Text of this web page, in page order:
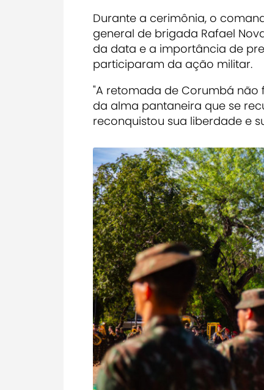
Durante a cerimônia, o
general de brigada Rafael
da data e a importância de
participaram da ação militar.
"A retomada de Corumbá não
da alma pantaneira que se
reconquistou sua liberdade e